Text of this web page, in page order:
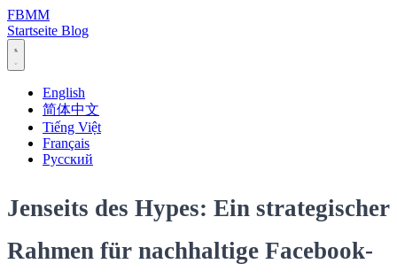
FBMM
Startseite Blog
English
简体中文
Tiếng Việt
Français
Русский
Jenseits des Hypes: Ein strategischer
Rahmen für nachhaltige Facebook-